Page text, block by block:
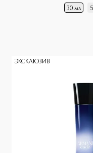
30 мл
ЭКСКЛЮЗИВ